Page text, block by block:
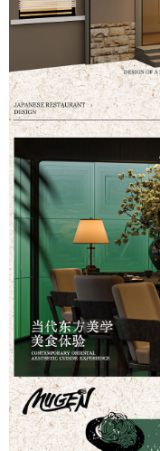
首页
商業設計
住宅設計
品牌設計